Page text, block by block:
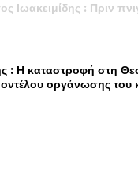
Ιωακειμίδης : Πριν
: Η καταστροφή στη
οργάνωσης του